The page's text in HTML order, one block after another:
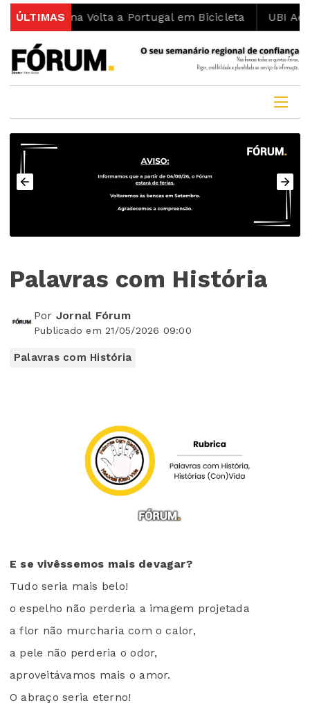
ÚLTIMAS
na Volta a Portugal em Bicicleta UBI
Palavras com História
Por Jornal Fórum
Publicado em 21/05/2026 09:00
Palavras com História
E se vivêssemos mais devagar?
Tudo seria mais belo!
o espelho não perderia a imagem projetada
a flor não murcharia com o calor,
a pele não perderia o odor,
aproveitávamos mais o amor.
O abraço seria eterno!